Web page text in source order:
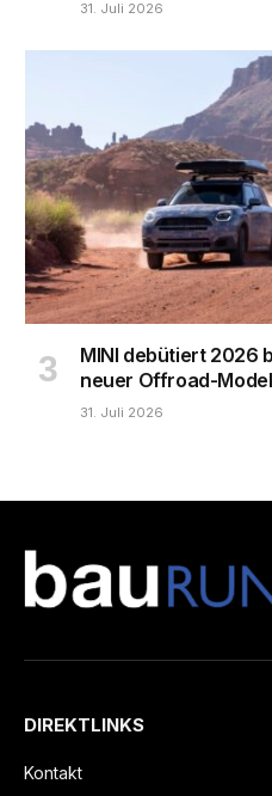
31. Juli 2026
MINI debütiert 2026
neuer Offroad-
31. Juli 2026
DIREKTLINKS
Kontakt